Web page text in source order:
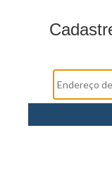
Estojo Juvenil